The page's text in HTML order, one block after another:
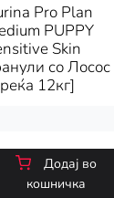
Pro Plan
PUPPY
Skin
со Лосос
12кг]
Додај во
кошничка